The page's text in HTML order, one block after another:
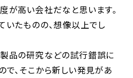
が高い会社だなと思います。
いたものの、想像以上でし
品の研究などの試行錯誤に
で、そこから新しい発見があ